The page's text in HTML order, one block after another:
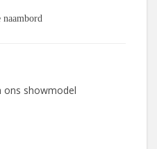
ons showmodel